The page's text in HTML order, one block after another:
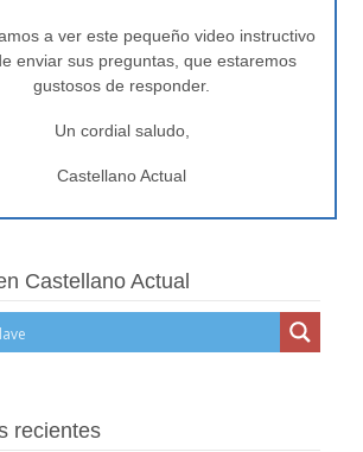
a ver este pequeño video instructivo
enviar sus preguntas, que estaremos
gustosos de responder.
Un cordial saludo,
Castellano Actual
Castellano Actual
recientes